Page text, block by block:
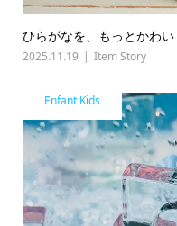
ひらがなを、もっとかわ
2025.11.19 Item Story
Enfant Kids